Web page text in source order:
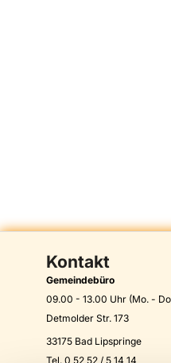
Kontakt
Gemeindebüro
09.00 - 13.00 Uhr (Mo. -
Detmolder Str. 173
33175 Bad Lipspringe
Tel. 0 52 52 / 5 14 14